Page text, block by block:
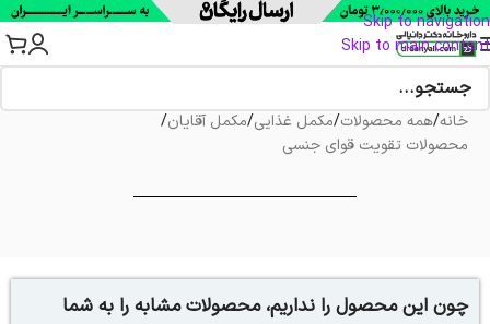
Skip to navigation
Skip to main content
خانه/همه محصولات/مکمل غذایی/مکمل آقایان/
محصولات تقویت قوای جنسی
چون این محصول را نداریم، محصولات مشابه را به شما